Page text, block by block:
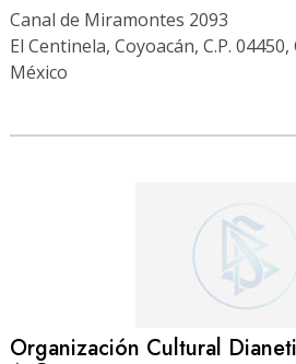
Canal de Miramontes 2093
El Centinela, Coyoacán, C.P.
México
Organización Cultural